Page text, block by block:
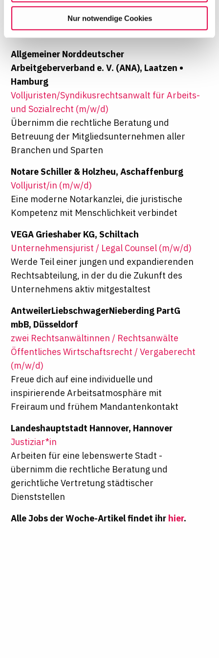
willigen Sie in die Verwendung der gewählten Cookies
ein. Diese Auswahl können Sie jederzeit ändern oder
Ihre Einwilligung widerrufen, indem Sie am Ende der
Informationen finden Sie in unseren
Datenschutzhinweisen
Nur notwendige Cookies
Dienst einer Marke, die sich für Kinder,
Familien und gesellschaftlichen
Zusammenhalt einsetzt
Allgemeiner Norddeutscher
Arbeitgeberverband e. V. (ANA), Laatzen •
Hamburg
Volljuristen/Syndikusrechtsanwalt für Arbeits-
und Sozialrecht (m/w/d)
Übernimm die rechtliche Beratung und
Betreuung der Mitgliedsunternehmen aller
Branchen und Sparten
Notare Schiller & Holzheu, Aschaffenburg
Volljurist/in (m/w/d)
Eine moderne Notarkanzlei, die juristische
Kompetenz mit Menschlichkeit verbindet
VEGA Grieshaber KG, Schiltach
Unternehmensjurist / Legal Counsel (m/w/d)
Werde Teil einer jungen und expandierenden
Rechtsabteilung, in der du die Zukunft des
Unternehmens aktiv mitgestaltest
AntweilerLiebschwagerNieberding PartG
mbB, Düsseldorf
zwei Rechtsanwältinnen / Rechtsanwälte
Öffentliches Wirtschaftsrecht / Vergaberecht
(m/w/d)
Freue dich auf eine individuelle und
inspirierende Arbeitsatmosphäre mit
Freiraum und frühem Mandantenkontakt
Landeshauptstadt Hannover, Hannover
Justiziar*in
Arbeiten für eine lebenswerte Stadt -
übernimm die rechtliche Beratung und
gerichtliche Vertretung städtischer
Dienststellen
Alle Jobs der Woche-Artikel findet ihr hier.